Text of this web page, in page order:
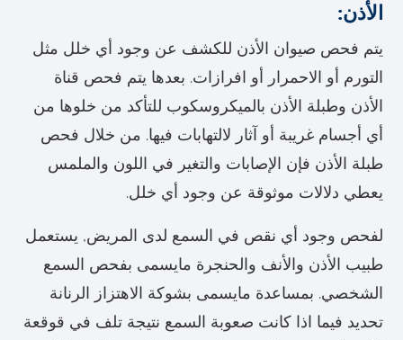
الأذن:
يتم فحص صيوان الأذن للكشف عن وجود أي خلل مثل
التورم أو الاحمرار أو افرازات. بعدها يتم فحص قناة
الأذن وطبلة الأذن بالميكروسكوب للتأكد من خلوها من
أي أجسام غريبة أو آثار لالتهابات فيها. من خلال فحص
طبلة الأذن فإن الإصابات والتغير في اللون والملمس
يعطي دلالات موثوقة عن وجود أي خلل.
لفحص وجود أي نقص في السمع لدى المريض, يستعمل
طبيب الأذن والأنف والحنجرة مايسمى بفحص السمع
الشخصي. بمساعدة مايسمى بشوكة الاهتزاز الرنانة
تحديد فيما اذا كانت صعوبة السمع نتيجة تلف في قوقعة